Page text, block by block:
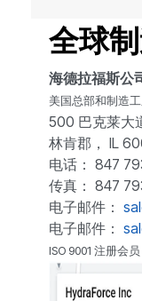
全球
海德拉福斯公
美国总部和制造
500 巴克莱大
林肯郡， IL
电话： 847
传真： 847
电子邮件：
电子邮件：
ISO 9001 注册会